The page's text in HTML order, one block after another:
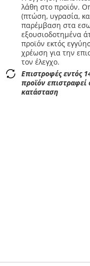
λάθη στο προϊόν.
(πτώση, υγρασία,
παρέμβαση στα
εξουσιοδοτημένα
προϊόν εκτός
χρέωση για την
τον έλεγχο.
Επιστροφές εντός
προϊόν
κατάσταση